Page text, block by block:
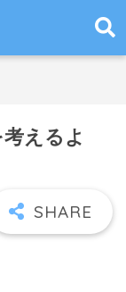
えるよ